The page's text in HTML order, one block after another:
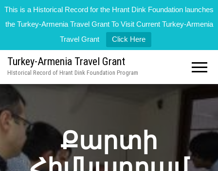
This is a Historical Record for the Hrant Dink Foundation launches
the Turkey-Armenia Travel Grant To Visit Current Turkey-Armenia
Travel Grant
Click Here
Turkey-Armenia Travel Grant
HIstorical Record of Hrant Dink Foundation Program
Քարտի